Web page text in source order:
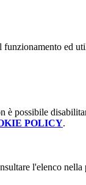
ed
è possibile
POLICY.
l'elenco